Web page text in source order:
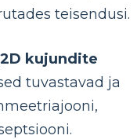
teisendusi.
kujundite
tuvastavad ja